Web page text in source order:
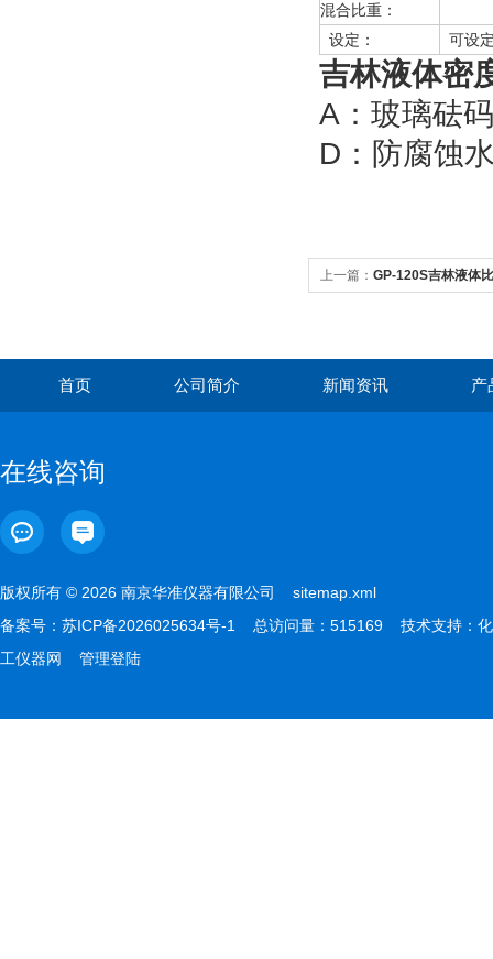
混合比重：
设定：
可设
吉林液体密
A：玻璃
D：防腐
上一篇： GP-120S吉林液体
首页 公司简介 新闻资讯 产
在线咨询
版权所有 © 2026 南京华准仪器有限公司 sitemap.xml
备案号： 苏ICP备2026025634号-1 总访问量：515169 技术支持： 化
工仪器网
管理登陆